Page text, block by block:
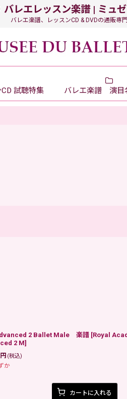
バレエレッスン楽譜 | ミュ
バレエ楽譜、レッスンCD & DVDの通販専
試聴特集 バレエ楽譜 演目
2 Ballet Male 楽譜 [Royal
2 M]
円 (税込)
か
カートに入れる